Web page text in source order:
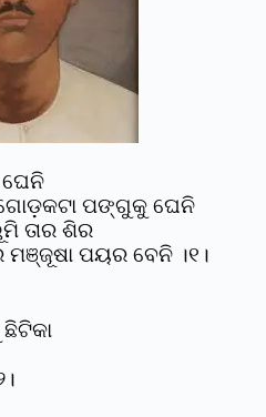
ପଙ୍ଗୁକୁ ଘେନି
ତାର ଶିର
ପୟର ବେନି ।୧।